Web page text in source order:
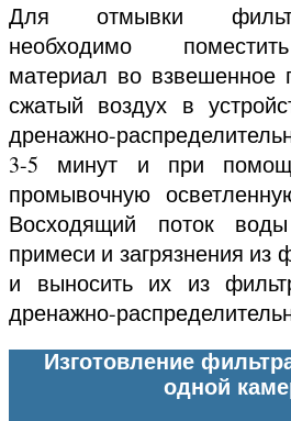
Для отмывки
необходимо
материал во взвешенное
сжатый воздух в
дренажно-
3-5 минут и при
промывочную
Восходящий поток
примеси и загрязнения из
и выносить их из
дренажно-
Изготовление
одной